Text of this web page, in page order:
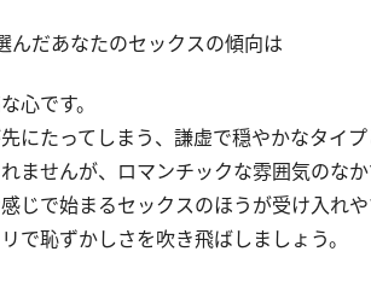
んだあなたのセックスの傾向は
心です。
たってしまう、謙虚で穏やかなタイプ
せんが、ロマンチックな雰囲気のなか
で始まるセックスのほうが受け入れや
恥ずかしさを吹き飛ばしましょう。